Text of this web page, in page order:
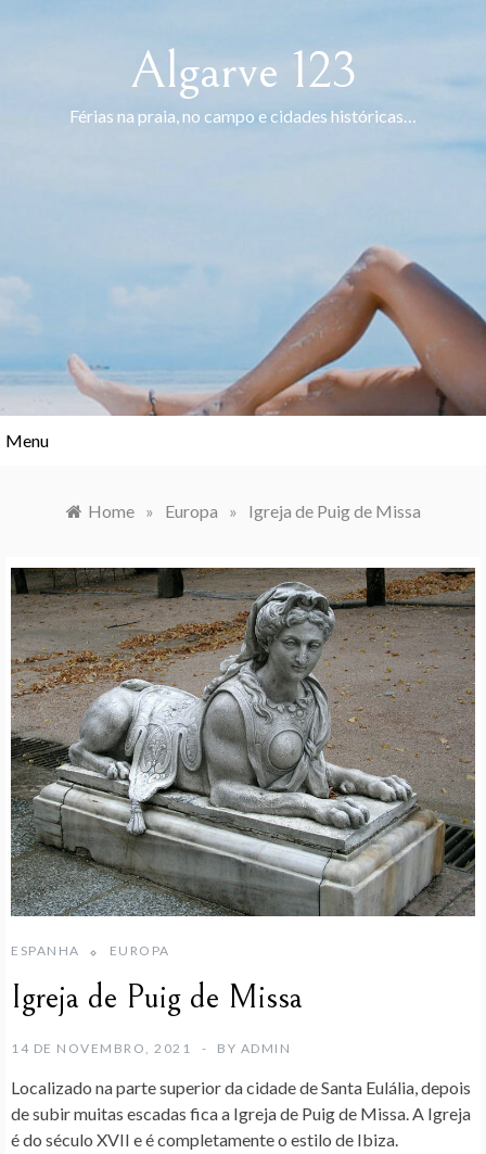
Algarve 123
Férias na praia, no campo e cidades históricas…
Menu
Home » Europa » Igreja de Puig de Missa
ESPANHA EUROPA
Igreja de Puig de Missa
14 DE NOVEMBRO, 2021 BY ADMIN
Localizado na parte superior da cidade de Santa Eulália, depois
de subir muitas escadas fica a Igreja de Puig de Missa. A Igreja
é do século XVII e é completamente o estilo de Ibiza.